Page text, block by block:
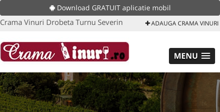
Download GRATUIT aplicatie mobil
Crama Vinuri Drobeta Turnu Severin ADAUGA CRAMA VINURI
MENU